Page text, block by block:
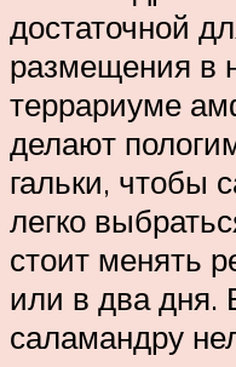
достаточной
размещения в
террариуме
делают
гальки, чтобы
легко
стоит менять
или в два дня.
саламандру